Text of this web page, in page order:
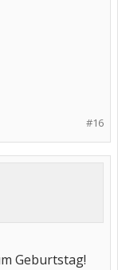
#16
Geburtstag!